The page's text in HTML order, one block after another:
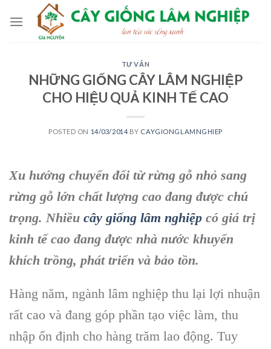
TƯ VẤN
NHỮNG GIỐNG CÂY LÂM NGHIỆP
CHO HIỆU QUẢ KINH TẾ CAO
POSTED ON 14/03/2014 BY CAYGIONGLAMNGHIEP
Xu hướng chuyển đổi từ rừng gỗ nhỏ sang
rừng gỗ lớn chất lượng cao đang được chú
trọng. Nhiều cây giống lâm nghiệp có giá trị
kinh tế cao đang được nhà nước khuyến
khích trồng, phát triển và bảo tồn.
Hàng năm, ngành lâm nghiệp thu lại lợi nhuận
rất cao và đang góp phần tạo việc làm, thu
nhập ổn định cho hàng trăm lao động. Tuy